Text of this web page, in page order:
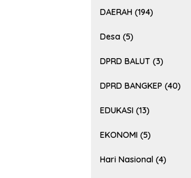
DAERAH (194)
Desa (5)
DPRD BALUT (3)
DPRD BANGKEP (40)
EDUKASI (13)
EKONOMI (5)
Hari Nasional (4)